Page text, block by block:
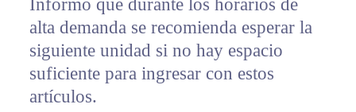
Informó que durante los horarios de
alta demanda se recomienda esperar la
siguiente unidad si no hay espacio
suficiente para ingresar con estos
artículos.